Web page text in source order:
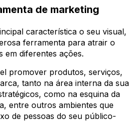
de marketing
característica o seu visual,
ferramenta para atrair o
em diferentes ações.
promover produtos, serviços,
tanto na área interna da sua
como na esquina da
entre outros ambientes que
de pessoas do seu público-